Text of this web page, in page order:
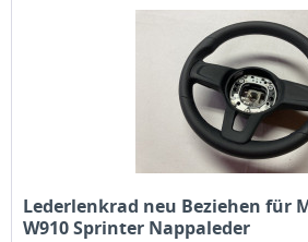
Lederlenkrad neu Beziehen für
W910 Sprinter Nappaleder